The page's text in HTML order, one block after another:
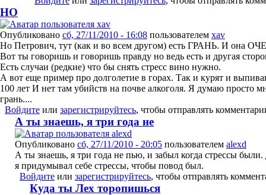
НО
Опубликовано сб, 27/11/2010 - 16:08 пользователем xav
Но Петрович, тут (как и во всем другом) есть ГРАНЬ. И она
Вот ты говоришь и говоришь правду но ведь есть и другая
Есть случаи (редкие) что бы снять стресс вино нужно.
А вот еще пример про долголетие в горах. Так и курят и
100 лет И нет там убийств на почве алкоголя. Я думаю просто
грань....
Войдите или зарегистрируйтесь, чтобы отправлять
А ты знаешь, я три года не
Опубликовано сб, 27/11/2010 - 20:05 пользователем alexd
А ты знаешь, я три года не пью, и забыл когда стрессы
я придумывал себе стрессы, чтобы повод был.
Войдите или зарегистрируйтесь, чтобы отправлять
Куда ты Лех торопишься